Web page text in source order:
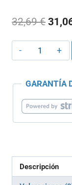
32,69€ El
Destino
Erasmus
cantidad
GARANTÍA
Descripción